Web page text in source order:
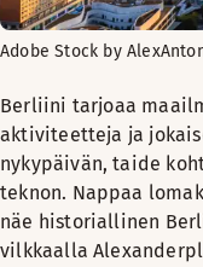
Adobe Stock by
Berliini tarjoaa
aktiviteetteja ja
nykypäivän, taide
teknon. Nappaa
näe historiallinen
vilkkaalla